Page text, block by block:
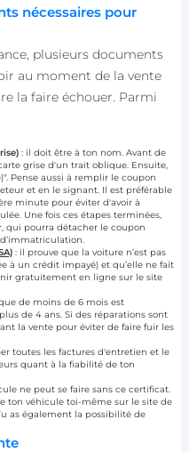
nécessaires pour
plusieurs documents
au moment de la vente
la faire échouer. Parmi
: il doit être à ton nom. Avant de
grise d'un trait oblique. Ensuite,
Pense aussi à remplir le coupon
et en le signant. Il est préférable
minute pour éviter d'avoir à
Une fois ces étapes terminées,
qui pourra détacher le coupon
: il prouve que la voiture n’est pas
à un crédit impayé) et qu’elle ne fait
gratuitement en ligne sur le site
de moins de 6 mois est
de 4 ans. Si des réparations sont
la vente pour éviter de faire fuir les
toutes les factures d'entretien et le
quant à la fiabilité de ton
ne peut se faire sans ce certificat.
ton véhicule toi-même sur le site de
as également la possibilité de